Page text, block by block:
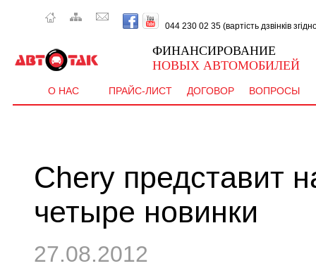
044 230 02 35 (вартість дзвінків
ФИНАНСИРОВАНИЕ
НОВЫХ АВТОМОБИЛЕЙ
О НАС ПРАЙС-ЛИСТ ДОГОВОР ВОПРОСЫ
Chery представит
четыре новинки
27.08.2012